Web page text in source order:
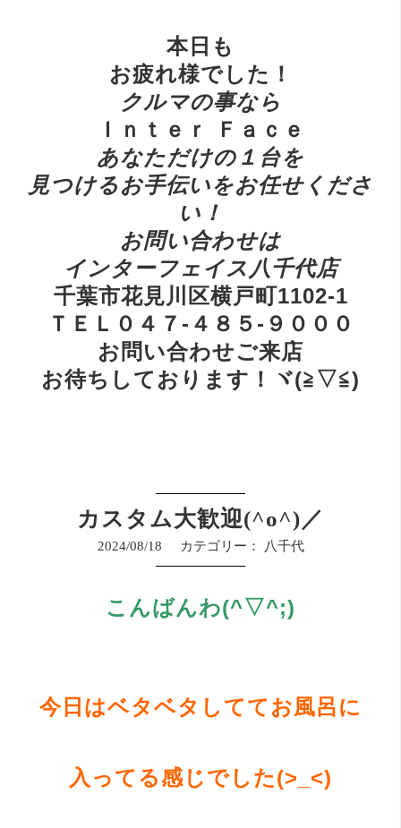
本日も
お疲れ様でした！
クルマの事なら
Ｉｎｔｅｒ Ｆａｃｅ
あなただけの１台を
見つけるお手伝いをお任せくださ
い！
お問い合わせは
インターフェイス八千代店
千葉市花見川区横戸町1102-1
ＴＥＬ０４７-４８５-９０００
お問い合わせご来店
お待ちしております！ヾ(≧▽≦)
カスタム大歓迎(^o^)／
2024/08/18 カテゴリー： 八千代
こんばんわ(^▽^;)
今日はベタベタしててお風呂に
入ってる感じでした(>_<)